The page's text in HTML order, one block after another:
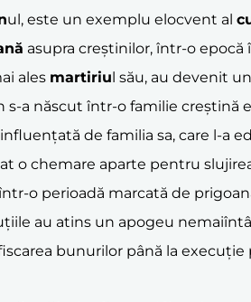
ul, este un exemplu elocvent al
asupra creștinilor, într-o
ales martiriul său, au devenit
s-a născut într-o familie creștină
de familia sa, care l-a
o chemare aparte pentru
o perioadă marcată de
au atins un apogeu
bunurilor până la